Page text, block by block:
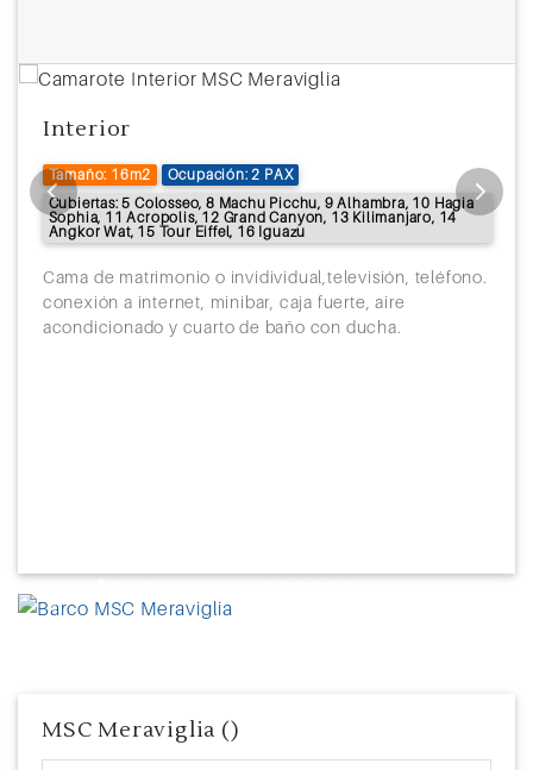
Interior
Tamaño: 16m2
Ocupación: 2 PAX
Cubiertas: 5 Colosseo, 8 Machu Picchu, 9 Alhambra, 10 Hagia
Sophia, 11 Acropolis, 12 Grand Canyon, 13 Kilimanjaro, 14
Angkor Wat, 15 Tour Eiffel, 16 Iguazu
Cama de matrimonio o invidividual,televisión, teléfono.
conexión a internet, minibar, caja fuerte, aire
acondicionado y cuarto de baño con ducha.
Previous
MSC Meraviglia ()